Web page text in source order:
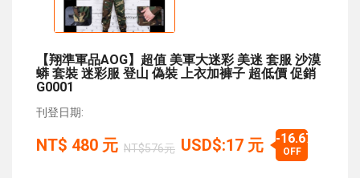
【翔準軍品AOG】超值 美軍大迷彩 美迷 套服 沙漠
蟒 套裝 迷彩服 登山 偽裝 上衣加褲子 超低價 促銷
G0001
刊登日期:
NT$ 480 元 NT$576元 USD$:17 元 -16.67%
OFF